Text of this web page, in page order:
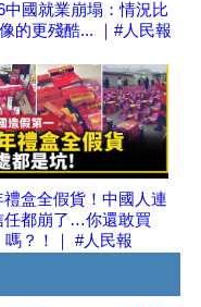
中國就業崩塌：情況比
的更殘酷... ｜#人民報
禮盒全假貨！中國人連
任都崩了…你還敢買
嗎？！｜ #人民報